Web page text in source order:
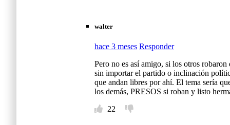
walter
hace 3 meses Responder
Pero no es así amigo, si los otros
sin importar el partido o inclinación
que andan libres por ahí. El tema sería
los demás, PRESOS si roban y listo
22